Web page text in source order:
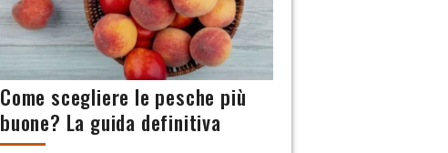
Come scegliere le pesche più
buone? La guida definitiva